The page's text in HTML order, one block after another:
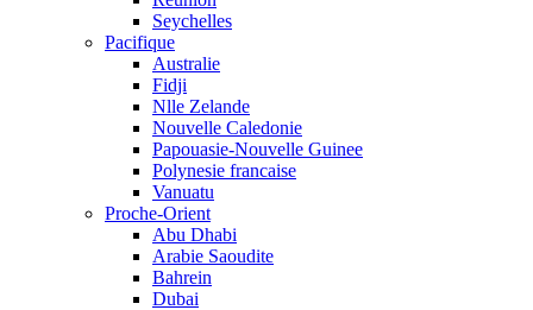
Seychelles
Pacifique
Australie
Fidji
Nlle Zelande
Nouvelle Caledonie
Papouasie-Nouvelle Guinee
Polynesie francaise
Vanuatu
Proche-Orient
Abu Dhabi
Arabie Saoudite
Bahrein
Dubai